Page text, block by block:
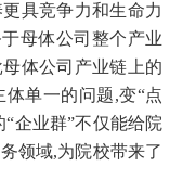
具竞争力和生命力
母体公司整个产业
体公司产业链上的
单一的问题,变“点
企业群”不仅能给院
领域,为院校带来了